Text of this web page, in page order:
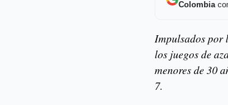
Colombia
Impulsados ​​por
los juegos de
menores de 30
7.